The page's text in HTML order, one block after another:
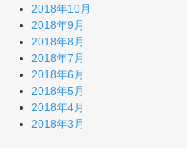
2018年10月
2018年9月
2018年8月
2018年7月
2018年6月
2018年5月
2018年4月
2018年3月